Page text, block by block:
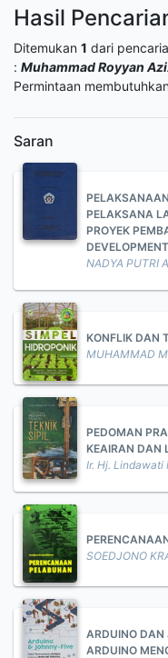
Hasil
Ditemukan 1 dari
: Muhammad Royyan
Permintaan
Saran
PELAKSANA
PROYEK
NADYA PUTRI
KONFLIK DAN
MUHAMMAD
PEDOMAN
KEAIRAN DAN
Ir. Hj. Lindawati
SOEDJONO
ARDUINO DAN
ARDUINO